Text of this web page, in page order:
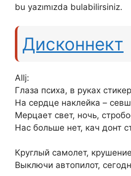
bu yazımızda bulabilirsiniz.
Дисконнект
Allj:
Глаза психа, в руках
На сердце наклейка –
Мерцает свет, ночь,
Нас больше нет, кач донт
Круглый самолет,
Выключи автопилот,